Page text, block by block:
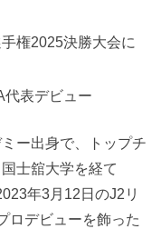
権2025決勝大会に
代表デビュー
ー出身で、トップチ
士舘大学を経て
年3月12日のJ2リ
ロデビューを飾った